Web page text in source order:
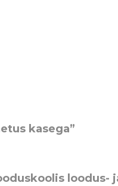
kasega”
loodus-